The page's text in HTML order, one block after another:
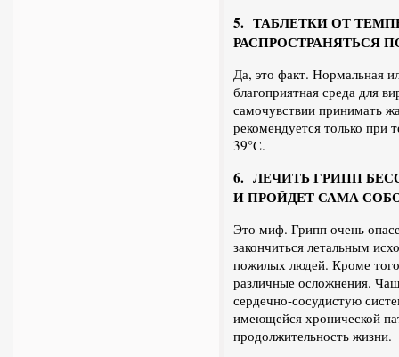
5. ТАБЛЕТКИ ОТ
РАСПРОСТРАНЯТЬСЯ
Да, это факт. Нормальная
благоприятная среда для
самочувствии принимать
рекомендуется только
39°С.
6. ЛЕЧИТЬ ГРИПП
И ПРОЙДЕТ САМА
Это миф. Грипп очень
закончиться летальным
пожилых людей. Кроме
различные осложнения.
сердечно-сосудистую
имеющейся хронической
продолжительность жизни.